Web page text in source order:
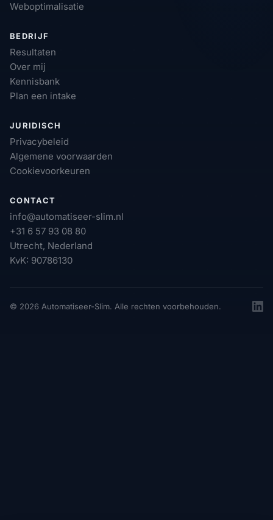
Weboptimalisatie
BEDRIJF
Resultaten
Over mij
Kennisbank
Plan een intake
JURIDISCH
Privacybeleid
Algemene voorwaarden
Cookievoorkeuren
CONTACT
info@automatiseer-slim.nl
+31 6 57 93 08 80
Utrecht, Nederland
KvK: 90786130
© 2026 Automatiseer-Slim. Alle rechten voorbehouden.